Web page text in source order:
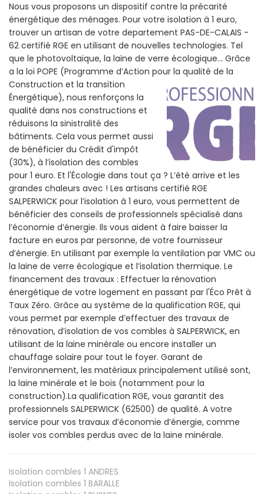
Nous vous proposons un dispositif contre la précarité
énergétique des ménages. Pour votre isolation à 1 euro,
trouver un artisan de votre departement PAS-DE-CALAIS -
62 certifié RGE en utilisant de nouvelles technologies. Tel
que le photovoltaïque, la laine de verre écologique... Grâce
a la loi POPE (Programme d’Action pour la qualité de la
Construction et la transition
Énergétique), nous renforçons la
qualité dans nos constructions et
réduisons la sinistralité des
bâtiments. Cela vous permet aussi
de bénéficier du Crédit d'impôt
(30%), à l’isolation des combles
pour 1 euro. Et l'Écologie dans tout ça ? L’été arrive et les
grandes chaleurs avec ! Les artisans certifié RGE
SALPERWICK pour l’isolation à 1 euro, vous permettent de
bénéficier des conseils de professionnels spécialisé dans
l’économie d’énergie. Ils vous aident à faire baisser la
facture en euros par personne, de votre fournisseur
d’énergie. En utilisant par exemple la ventilation par VMC ou
la laine de verre écologique et l’isolation thermique. Le
financement des travaux : Effectuer la rénovation
énergétique de votre logement en passant par l'Éco Prêt à
Taux Zéro. Grâce au système de la qualification RGE, qui
vous permet par exemple d’effectuer des travaux de
rénovation, d’isolation de vos combles à SALPERWICK, en
utilisant de la laine minérale ou encore installer un
chauffage solaire pour tout le foyer. Garant de
l’environnement, les matériaux principalement utilisé sont,
la laine minérale et le bois (notamment pour la
construction).La qualification RGE, vous garantit des
professionnels SALPERWICK (62500) de qualité. A votre
service pour vos travaux d’économie d’énergie, comme
isoler vos combles perdus avec de la laine minérale.
Isolation combles 1 ANDRES
Isolation combles 1 BARALLE